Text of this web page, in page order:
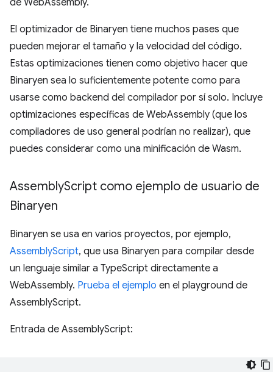
de WebAssembly.
El optimizador de Binaryen tiene muchos pases que
pueden mejorar el tamaño y la velocidad del código.
Estas optimizaciones tienen como objetivo hacer que
Binaryen sea lo suficientemente potente como para
usarse como backend del compilador por sí solo. Incluye
optimizaciones específicas de WebAssembly (que los
compiladores de uso general podrían no realizar), que
puedes considerar como una minificación de Wasm.
AssemblyScript como ejemplo de usuario de
Binaryen
Binaryen se usa en varios proyectos, por ejemplo,
AssemblyScript, que usa Binaryen para compilar desde
un lenguaje similar a TypeScript directamente a
WebAssembly. Prueba el ejemplo en el playground de
AssemblyScript.
Entrada de AssemblyScript: